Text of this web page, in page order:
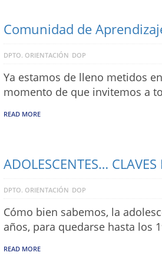
Comunidad de
DPTO. ORIENTACIÓN DOP
Ya estamos de lleno metidos
momento de que invitemos a
READ MORE
ADOLESCENTES…
DPTO. ORIENTACIÓN DOP
Cómo bien sabemos, la
años, para quedarse hasta los
READ MORE